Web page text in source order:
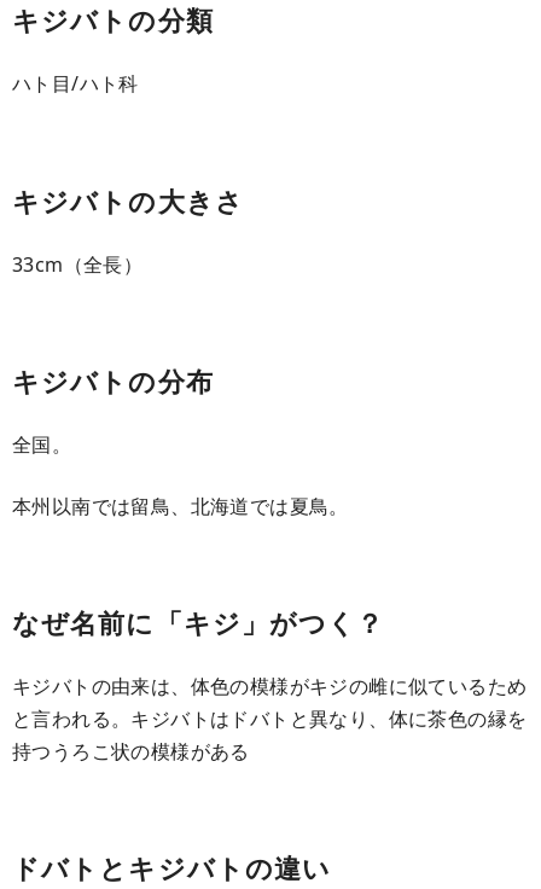
キジバトの分類
ハト目/ハト科
キジバトの大きさ
33cm（全長）
キジバトの分布
全国。
本州以南では留鳥、北海道では夏鳥。
なぜ名前に「キジ」がつく？
キジバトの由来は、体色の模様がキジの雌に似ているため
と言われる。キジバトはドバトと異なり、体に茶色の縁を
持つうろこ状の模様がある
ドバトとキジバトの違い